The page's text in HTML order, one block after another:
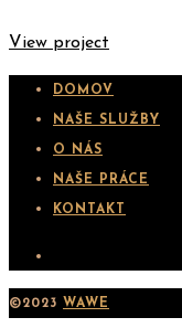
View project
DOMOV
NAŠE SLUŽBY
O NÁS
NAŠE PRÁCE
KONTAKT
©2023 WAWE